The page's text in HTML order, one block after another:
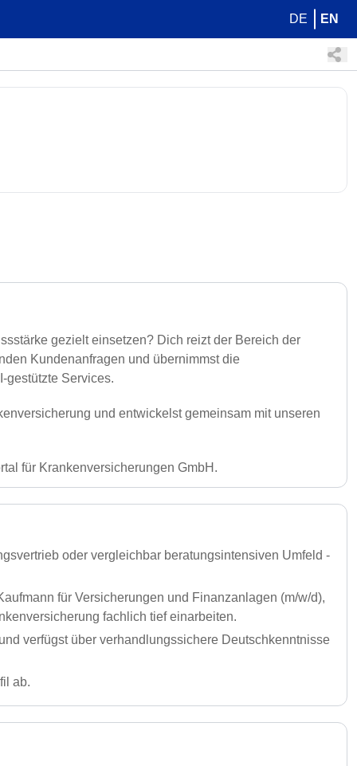
DE EN
gezielt einsetzen? Dich reizt der Bereich der
Kundenanfragen und übernimmst die
gestützte Services.
und entwickelst gemeinsam mit unseren
für Krankenversicherungen GmbH.
oder vergleichbar beratungsintensiven Umfeld -
für Versicherungen und Finanzanlagen (m/w/d),
fachlich tief einarbeiten.
verfügst über verhandlungssichere Deutschkenntnisse
ab.